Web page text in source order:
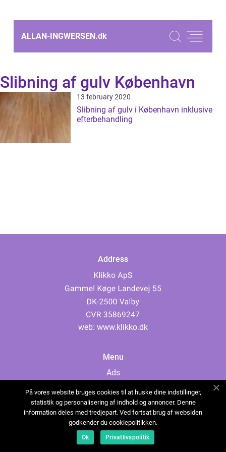
ALLAN-INGWERSEN.dk
Slibning af gulv København
13 february 2020
Slibning af gulv i København inklusive
efterbehandling
Address
web: www.klikko.dk
Menu
Ads
Cookies
Contact
Sitemap
På vores website bruges cookies til at huske dine indstillinger,
statistik og personalisering af indhold og annoncer. Denne
information deles med tredjepart. Ved fortsat brug af websiden
godkender du cookiepolitikken.
Ok Privatlivspolitik